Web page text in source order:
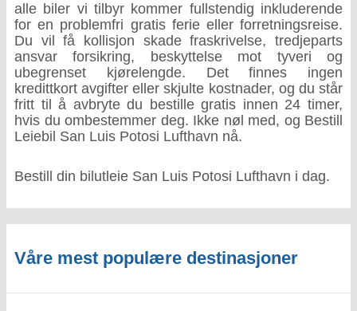
alle biler vi tilbyr kommer fullstendig inkluderende
for en problemfri gratis ferie eller forretningsreise.
Du vil få kollisjon skade fraskrivelse, tredjeparts
ansvar forsikring, beskyttelse mot tyveri og
ubegrenset kjørelengde. Det finnes ingen
kredittkort avgifter eller skjulte kostnader, og du står
fritt til å avbryte du bestille gratis innen 24 timer,
hvis du ombestemmer deg. Ikke nøl med, og Bestill
Leiebil San Luis Potosi Lufthavn nå.
Bestill din bilutleie San Luis Potosi Lufthavn i dag.
Våre mest populære destinasjoner